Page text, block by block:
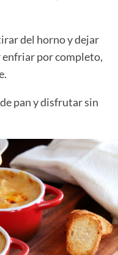
del horno y dejar
por completo,
pan y disfrutar sin